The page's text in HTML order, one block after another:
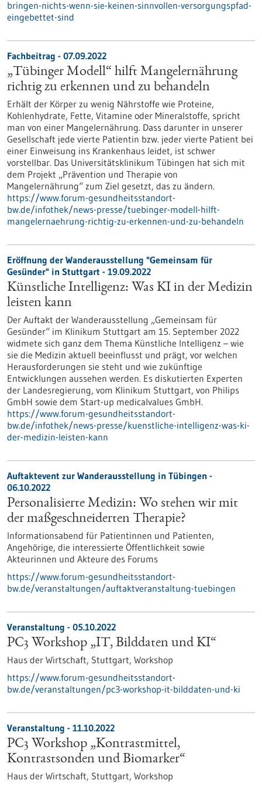
bringen-nichts-wenn-sie-keinen-sinnvollen-versorgungspfad-
eingebettet-sind
Fachbeitrag - 07.09.2022
„Tübinger Modell“ hilft Mangelernährung
richtig zu erkennen und zu behandeln
Erhält der Körper zu wenig Nährstoffe wie Proteine,
Kohlenhydrate, Fette, Vitamine oder Mineralstoffe, spricht
man von einer Mangelernährung. Dass darunter in unserer
Gesellschaft jede vierte Patientin bzw. jeder vierte Patient bei
einer Einweisung ins Krankenhaus leidet, ist schwer
vorstellbar. Das Universitätsklinikum Tübingen hat sich mit
dem Projekt „Prävention und Therapie von
Mangelernährung“ zum Ziel gesetzt, das zu ändern.
https://www.forum-gesundheitsstandort-
bw.de/infothek/news-presse/tuebinger-modell-hilft-
mangelernaehrung-richtig-zu-erkennen-und-zu-behandeln
Eröffnung der Wanderausstellung "Gemeinsam für
Gesünder" in Stuttgart - 19.09.2022
Künstliche Intelligenz: Was KI in der Medizin
leisten kann
Der Auftakt der Wanderausstellung „Gemeinsam für
Gesünder“ im Klinikum Stuttgart am 15. September 2022
widmete sich ganz dem Thema Künstliche Intelligenz – wie
sie die Medizin aktuell beeinflusst und prägt, vor welchen
Herausforderungen sie steht und wie zukünftige
Entwicklungen aussehen werden. Es diskutierten Experten
der Landesregierung, vom Klinikum Stuttgart, von Philips
GmbH sowie dem Start-up medicalvalues GmbH.
https://www.forum-gesundheitsstandort-
bw.de/infothek/news-presse/kuenstliche-intelligenz-was-ki-
der-medizin-leisten-kann
Auftaktevent zur Wanderausstellung in Tübingen -
06.10.2022
Personalisierte Medizin: Wo stehen wir mit
der maßgeschneiderten Therapie?
Informationsabend für Patientinnen und Patienten,
Angehörige, die interessierte Öffentlichkeit sowie
Akteurinnen und Akteure des Forums
https://www.forum-gesundheitsstandort-
bw.de/veranstaltungen/auftaktveranstaltung-tuebingen
Veranstaltung - 05.10.2022
PC3 Workshop „IT, Bilddaten und KI“
Haus der Wirtschaft, Stuttgart, Workshop
https://www.forum-gesundheitsstandort-
bw.de/veranstaltungen/pc3-workshop-it-bilddaten-und-ki
Veranstaltung - 11.10.2022
PC3 Workshop „Kontrastmittel,
Kontrastsonden und Biomarker“
Haus der Wirtschaft, Stuttgart, Workshop